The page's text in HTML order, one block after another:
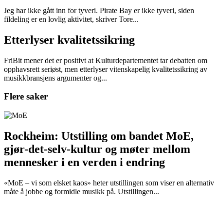
Jeg har ikke gått inn for tyveri. Pirate Bay er ikke tyveri, siden
fildeling er en lovlig aktivitet, skriver Tore...
Etterlyser kvalitetssikring
FriBit mener det er positivt at Kulturdepartementet tar debatten om
opphavsrett seriøst, men etterlyser vitenskapelig kvalitetssikring av
musikkbransjens argumenter og...
Flere saker
Rockheim: Utstilling om bandet MoE,
gjør-det-selv-kultur og møter mellom
mennesker i en verden i endring
«MoE – vi som elsket kaos» heter utstillingen som viser en alternativ
måte å jobbe og formidle musikk på. Utstillingen...